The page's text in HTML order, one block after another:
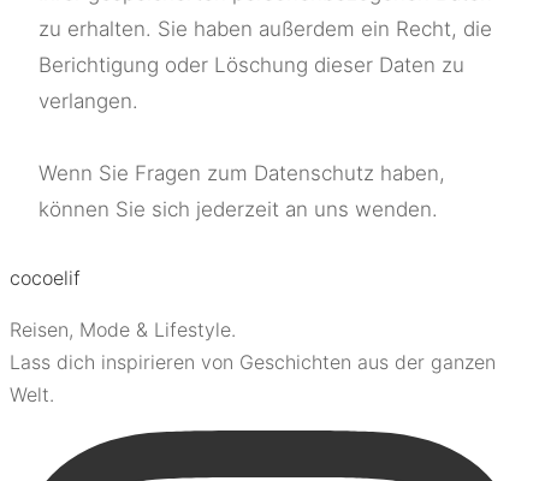
zu erhalten. Sie haben außerdem ein Recht, die
Berichtigung oder Löschung dieser Daten zu
verlangen.
Wenn Sie Fragen zum Datenschutz haben,
können Sie sich jederzeit an uns wenden.
cocoelif
Reisen, Mode & Lifestyle.
Lass dich inspirieren von Geschichten aus der ganzen
Welt.